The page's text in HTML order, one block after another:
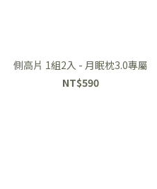
側高片 1組2入 - 月眠枕3.0專屬
NT$590